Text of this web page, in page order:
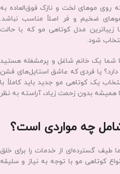
اصلاح ساده نیست؟
کردن مو تنها به معنای کم کردن قد
موی زنانه اصولی، هنری است که
خاص خود را دارد (گرد، بیضی، مربع،
می‌داند که چگونه با ایجاد خطوط و
چهره را برجسته‌تر کرده و نواقص
گرد با مدل‌های لایه‌ای بلندتر،
روی موهای لخت و نازک فوق‌العاده به
ضخیم و فر اصلاً مناسب نباشد.
مدل کوتاهی مو که با حالت
شود.